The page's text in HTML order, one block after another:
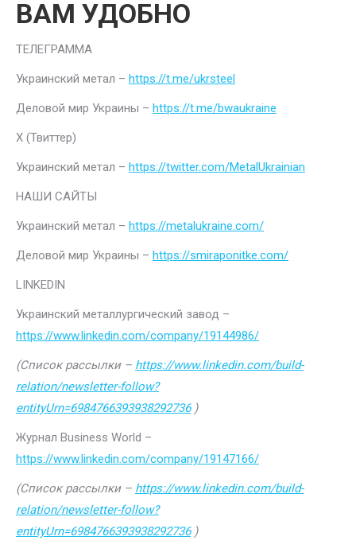
ВАМ УДОБНО
ТЕЛЕГРАММА
Украинский метал – https://t.me/ukrsteel
Деловой мир Украины – https://t.me/bwaukraine
Х (Твиттер)
Украинский метал – https://twitter.com/MetalUkrainian
НАШИ САЙТЫ
Украинский метал – https://metalukraine.com/
Деловой мир Украины – https://smiraponitke.com/
LINKEDIN
Украинский металлургический завод –
https://www.linkedin.com/company/19144986/
(Список рассылки – https://www.linkedin.com/build-
relation/newsletter-follow?
entityUrn=6984766393938292736)
Журнал Business World –
https://www.linkedin.com/company/19147166/
(Список рассылки – https://www.linkedin.com/build-
relation/newsletter-follow?
entityUrn=6984766393938292736)